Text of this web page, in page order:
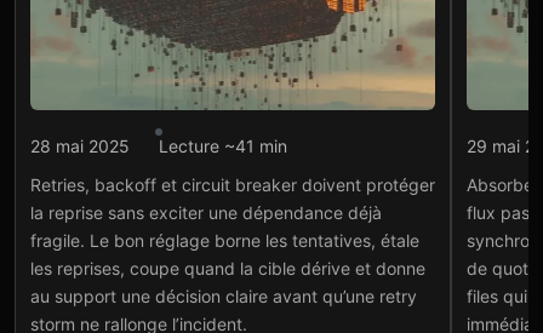
Intégration API
breaker pour fiabiliser
une API
Lire l'article→
28 mai 2025
Lecture ~41 min
Retries, backoff et circuit breaker doivent protéger
la reprise sans exciter une dépendance déjà
fragile. Le bon réglage borne les tentatives, étale
les reprises, coupe quand la cible dérive et donne
au support une décision claire avant qu’une retry
storm ne rallonge l’incident.
29 mai
flux
de quota
files qui